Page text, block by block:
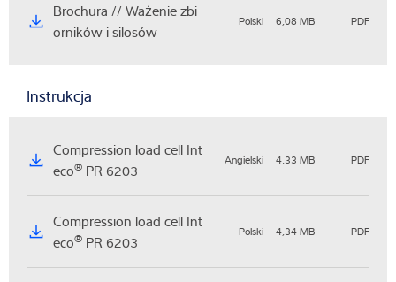
Brochura // Ważenie zbi
orników i silosów
Polski 6,08 MB PDF
Instrukcja
Compression load cell Int
eco® PR 6203
Angielski 4,33 MB PDF
Compression load cell Int
eco® PR 6203
Polski 4,34 MB PDF